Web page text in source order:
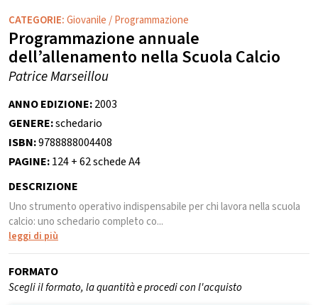
CATEGORIE:Giovanile/Programmazione
Programmazione annuale
dell’allenamento nella Scuola Calcio
Patrice Marseillou
ANNO EDIZIONE:2003
GENERE:schedario
ISBN:9788888004408
PAGINE:124 + 62 schede A4
DESCRIZIONE
Uno strumento operativo indispensabile per chi lavora nella scuola
calcio: uno schedario completo co...
leggi di più
FORMATO
Scegli il formato, la quantità e procedi con l'acquisto